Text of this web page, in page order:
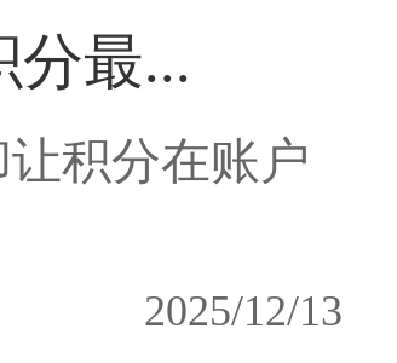
分最...
积分在账户
2025/12/13